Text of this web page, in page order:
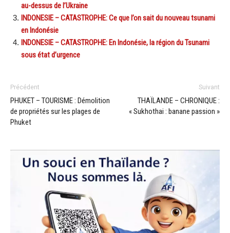
au-dessus de l’Ukraine
INDONESIE – CATASTROPHE: Ce que l’on sait du nouveau tsunami
en Indonésie
INDONESIE – CATASTROPHE: En Indonésie, la région du Tsunami
sous état d’urgence
Précédent
PHUKET – TOURISME : Démolition
de propriétés sur les plages de
Phuket
Suivant
THAÏLANDE – CHRONIQUE :
« Sukhothai : banane passion »